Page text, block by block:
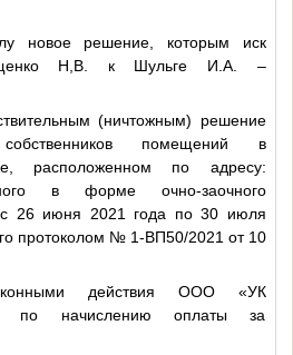
новое решение, которым иск
Н,В. к Шульге И.А. –
(ничтожным) решение
помещений в
расположенном по адресу:
в форме очно-заочного
с 26 июня 2021 года по 30 июля
протоколом № 1-ВП50/2021 от 10
действия ООО «УК
по начислению оплаты за